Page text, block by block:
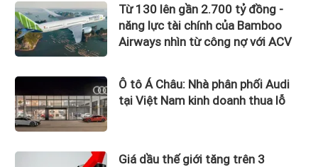
Từ 130 lên gần 2.700 tỷ đồng -
năng lực tài chính của Bamboo
Airways nhìn từ công nợ với ACV
Ô tô Á Châu: Nhà phân phối Audi
tại Việt Nam kinh doanh thua lỗ
Giá dầu thế giới tăng trên 3